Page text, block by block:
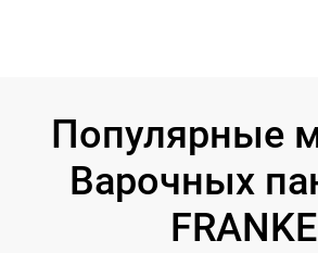
Популярные
Варочных
FRANKE